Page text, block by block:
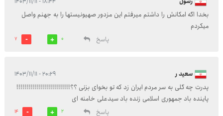
بخدا اگه امکانش را داشتم میرفتم این مزدور صهیونیستها را به جهنم واصل
میکردم
پاسخ
0
7
سعید ر ۲۰:۲۹ - ۱۴۰۳/۱۱/۱۱
پدرت چه گلی به سر مردم ایران زد که تو بخوای بزنی ؟؟!!!!!!!!!!!!!!!!!!!!!!!!!!!
پاینده باد جمهوری اسلامی زنده باد سیدعلی خامنه ای
پاسخ
2
14